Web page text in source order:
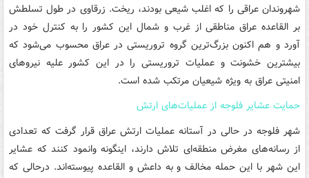
شهروندان عراقی را که اغلب شیعی بودند، ریخت. زرقاوی در طول تسلطش
بر القاعده عراق مناطقی از غرب و شمال این کشور را به کنترل خود در
آورد و هم اکنون بزرگ‌ترین گروه تروریستی در عراق محسوب می‌شود که
بیشترین خشونت و عملیات تروریستی را در این کشور علیه نیروهای
امنیتی عراق به ویژه شیعیان مرتکب شده است.
حمایت عشایر فلوجه از عملیات‌های ارتش
شهر فلوجه در حالی در آستانه عملیات ارتش عراق قرار گرفت که تعدادی
از رسانه‌های مغرض منطقه‌ای تلاش دارند، اینگونه وانمود کنند که عشایر
این شهر با این حمله مخالف و به داعش و القاعده پیوسته‌اند. درحالی که